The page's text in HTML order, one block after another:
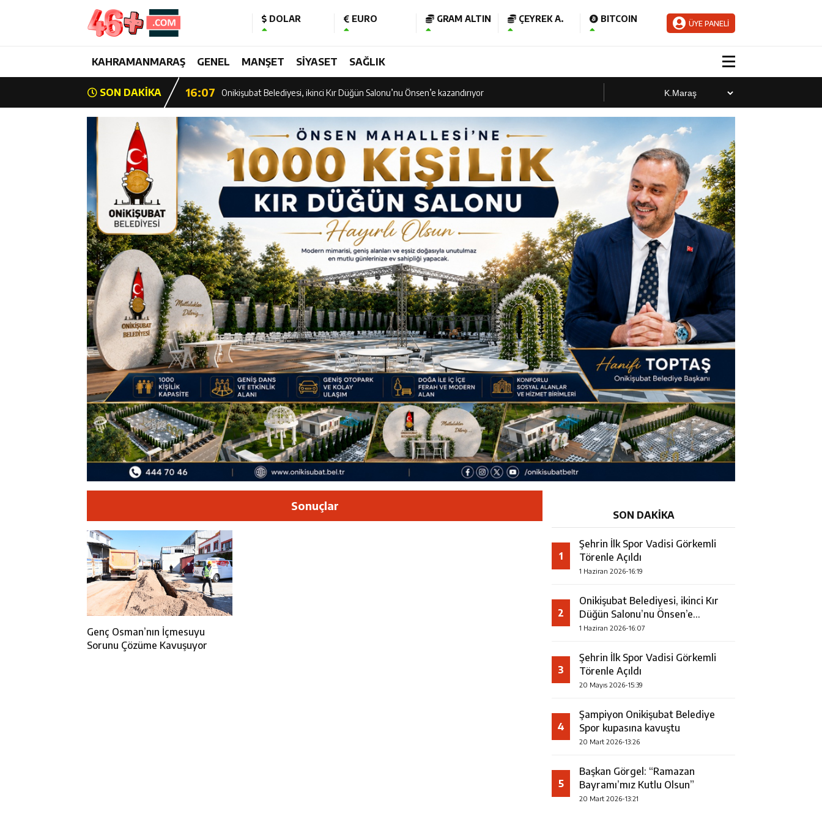
DOLAR EURO GRAM ALTIN ÇEYREK A. BITCOIN ÜYE PANELİ
KAHRAMANMARAŞ GENEL MANŞET SİYASET SAĞLIK
SON DAKİKA
Yedi Güzel Adam Kütüphanesi ve Deneyim Müzesi Şehrimize Çok Yakışacak
16:19 Şehrin İlk Spor Vadisi Görkemli Törenle Açıldı
16:07 Onikişubat Belediyesi, ikinci Kır Düğün Salonu’nu Önsen’e kazandırıyor
15:39 Şehrin İlk Spor Vadisi Görkemli Törenle Açıldı
13:26 Şampiyon Onikişubat Belediye Spor kupasına kavuştu
Başkan Görgel: “Ramazan Bayramı’mız Kutlu Olsun”
17:01 Kurtuluş Destanının 106’ncı Yılında Kahramanmaraş Tek Yürek
16:55 Başkan Toptaş, Bakan Fatih Kacır’ın katıldığı imza töreninde ONİKAD’ın protokolünü imzaladı
11:19 12 Şubat: Kurtuluşun ve HG Hospital’ın 1. Yılının Gururu
14:35 Asfalt Sırası Zübeyde Hanım Bulvarı’nda
13:28 Yedi Güzel Adam Kütüphanesi ve Deneyim Müzesi Şehrimize Çok Yakışacak
16:19 Şehrin İlk Spor Vadisi Görkemli Törenle Açıldı
Sonuçlar
Genç Osman’nın İçmesuyu
Sorunu Çözüme Kavuşuyor
SON DAKİKA
1
Şehrin İlk Spor Vadisi Görkemli
Törenle Açıldı
1 Haziran 2026-16:19
2
Onikişubat Belediyesi, ikinci Kır
Düğün Salonu’nu Önsen’e
kazandırıyor
1 Haziran 2026-16:07
3
Şehrin İlk Spor Vadisi Görkemli
Törenle Açıldı
20 Mayıs 2026-15:39
4
Şampiyon Onikişubat Belediye
Spor kupasına kavuştu
20 Mart 2026-13:26
5
Başkan Görgel: “Ramazan
Bayramı’mız Kutlu Olsun”
20 Mart 2026-13:21